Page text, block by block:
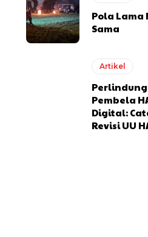
Pola Lama
Sama
Artikel
Pembela
Digital:
Revisi UU